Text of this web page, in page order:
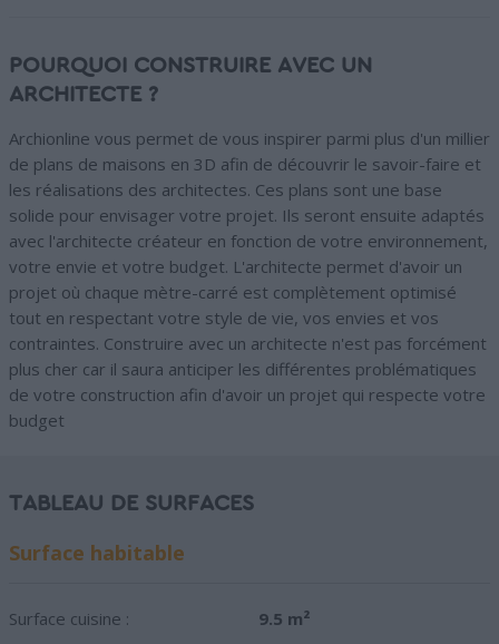
POURQUOI CONSTRUIRE AVEC UN
ARCHITECTE ?
Archionline vous permet de vous inspirer parmi plus d'un millier
de plans de maisons en 3D afin de découvrir le savoir-faire et
les réalisations des architectes. Ces plans sont une base
solide pour envisager votre projet. Ils seront ensuite adaptés
avec l'architecte créateur en fonction de votre environnement,
votre envie et votre budget. L'architecte permet d'avoir un
projet où chaque mètre-carré est complètement optimisé
tout en respectant votre style de vie, vos envies et vos
contraintes. Construire avec un architecte n'est pas forcément
plus cher car il saura anticiper les différentes problématiques
de votre construction afin d'avoir un projet qui respecte votre
budget
TABLEAU DE SURFACES
Surface habitable
Surface cuisine :
9.5 m²